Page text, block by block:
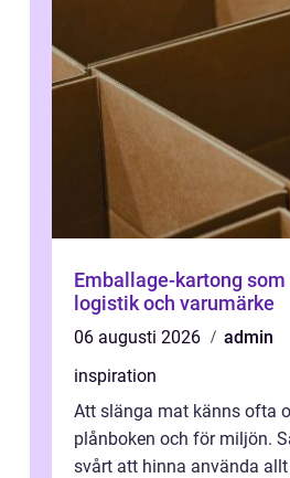
Emballage-kartong
logistik och varumärke
06 augusti 2026
admin
inspiration
Att slänga mat känns ofta
plånboken och för miljön.
svårt att hinna använda